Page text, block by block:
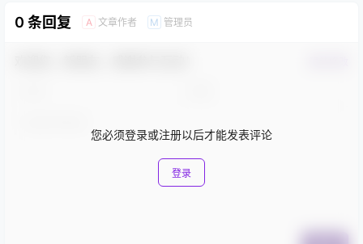
0 条回复 A 文章作者 M 管理员
您必须登录或注册以后才能发表评论
登录